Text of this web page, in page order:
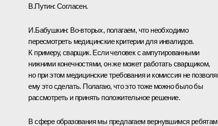
В.Путин: Согласен.
И.Бабушкин: Во-вторых, полагаем, что необходимо
пересмотреть медицинские критерии для инвалидов.
К примеру, сварщик. Если человек с ампутированными
нижними конечностями, он же может работать сварщиком,
но при этом медицинские требования и комиссия не
ему это сделать. Полагаю, что это тоже можно было бы
рассмотреть и принять положительное решение.
В сфере образования мы предлагаем вернувшимся ребятам